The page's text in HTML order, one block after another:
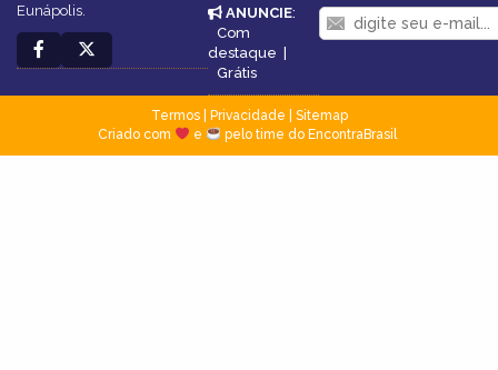
Eunápolis.
ANUNCIE:
Com
destaque |
Grátis
Termos| Privacidade
Sitemap
Criado com
e pelo time do EncontraBrasil